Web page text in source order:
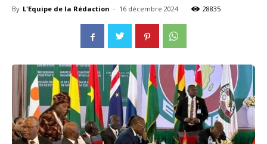
By L'Equipe de la Rédaction - 16 décembre 2024 28835